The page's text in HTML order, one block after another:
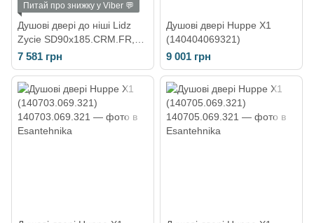
Питай про знижку у Viber 💬
Душові двері до ніші Lidz
Zycie SD90x185.CRM.FR,
скло Frost 5 мм
(LZSD90185CRMFR)
7 581 грн
Душові двері Huppe X1
(140404069321)
9 001 грн